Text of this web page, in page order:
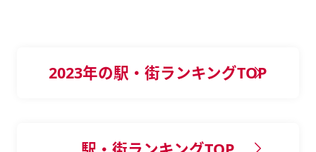
2023年の駅・街ランキングTOP